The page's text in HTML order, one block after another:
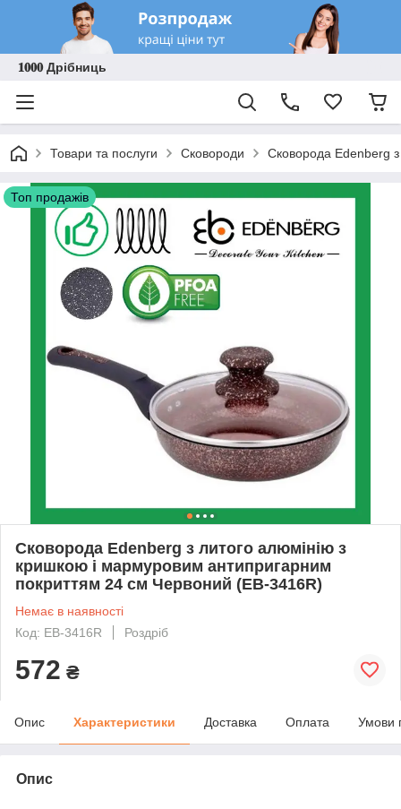
𝟏𝟎𝟎𝟎 Дрібниць
Товари та послуги Сковороди Сковорода Edenberg
Топ продажів
Сковорода Edenberg з литого алюмінію з
кришкою і мармуровим антипригарним
покриттям 24 см Червоний (EB-3416R)
Немає в наявності
Код: EB-3416R
Роздріб
572 ₴
Опис Характеристики Доставка Оплата Умови
Опис